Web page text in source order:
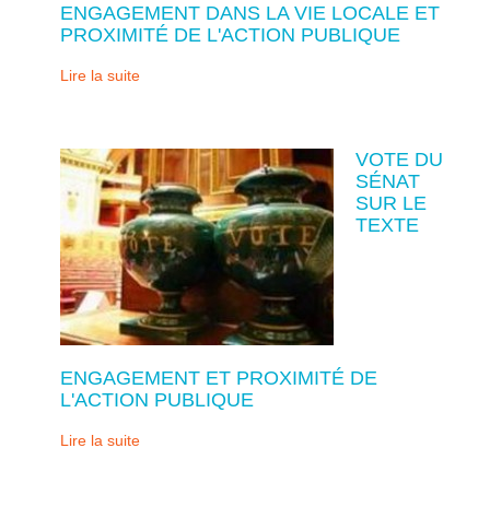
ENGAGEMENT DANS LA VIE LOCALE ET
PROXIMITÉ DE L'ACTION PUBLIQUE
Lire la suite
VOTE DU
SÉNAT
SUR LE
TEXTE
ENGAGEMENT ET PROXIMITÉ DE
L'ACTION PUBLIQUE
Lire la suite